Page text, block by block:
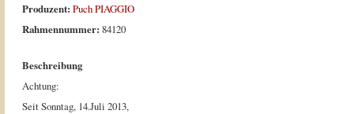
Produzent: Puch PIAGGIO
Rahmennummer: 84120
Beschreibung
Achtung:
Seit Sonntag, 14.Juli 2013,